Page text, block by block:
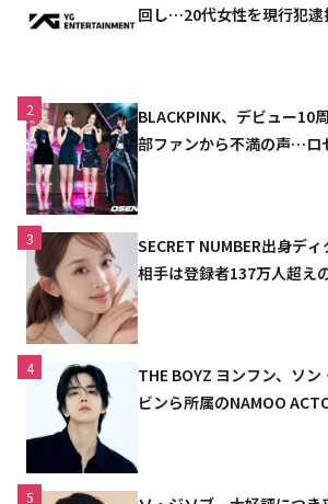
回し…20代女性を現行犯逮
2
BLACKPINK、デビュー10
部ファンから不満の声…ロ
3
SECRET NUMBER出身デ
相手は登録者137万人超え
4
THE BOYZ ヨンフン、ソ
ビンら所属のNAMOO
5